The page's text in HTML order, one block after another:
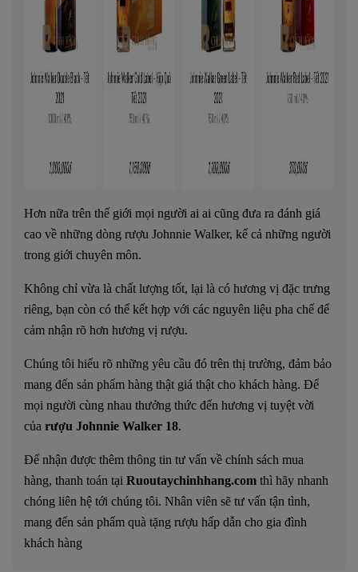
Hơn nữa trên thế giới mọi người ai ai cũng đưa ra đánh giá
cao về những dòng rượu Johnnie Walker, kể cả những người
trong giới chuyên môn.
Không chỉ vừa là chất lượng tốt, lại là có hương vị đặc trưng
riêng, bạn còn có thể kết hợp với các nguyên liệu pha chế để
cảm nhận rõ hơn hương vị rượu.
Chúng tôi hiểu rõ những yêu cầu đó trên thị trường, đảm bảo
mang đến sản phẩm hàng thật giá thật cho khách hàng. Để
mọi người cùng nhau thưởng thức đến hương vị tuyệt vời
của rượu Johnnie Walker 18.
Để nhận được thêm thông tin tư vấn về chính sách mua
hàng, thanh toán tại Ruoutaychinhhang.com thì hãy nhanh
chóng liên hệ tới chúng tôi. Nhân viên sẽ tư vấn tận tình,
mang đến sản phẩm quà tặng rượu hấp dẫn cho gia đình
khách hàng